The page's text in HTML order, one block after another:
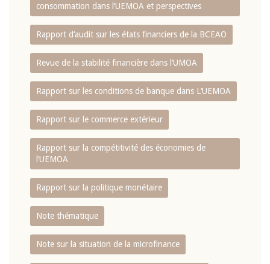
consommation dans l‘UEMOA et perspectives
Rapport d‘audit sur les états financiers de la BCEAO
Revue de la stabilité financière dans l‘UMOA
Rapport sur les conditions de banque dans L‘UEMOA
Rapport sur le commerce extérieur
Rapport sur la compétitivité des économies de
l‘UEMOA
Rapport sur la politique monétaire
Note thématique
Note sur la situation de la microfinance